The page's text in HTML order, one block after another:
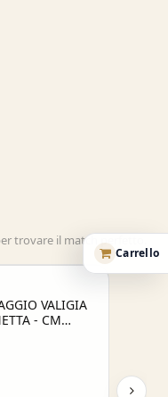
Carrello
trovare il match perfetto.
VALIGIA
- CM